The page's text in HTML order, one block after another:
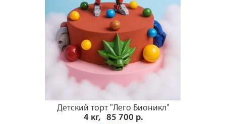
Детский торт "Лего Бионикл"
4 кг, 85 700 р.